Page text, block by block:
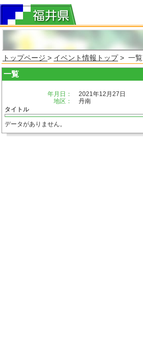
トップページ > イベント情報トップ> 一覧
一覧
年月日：
2021年12月27日
地区：
丹南
タイトル
データがありません。